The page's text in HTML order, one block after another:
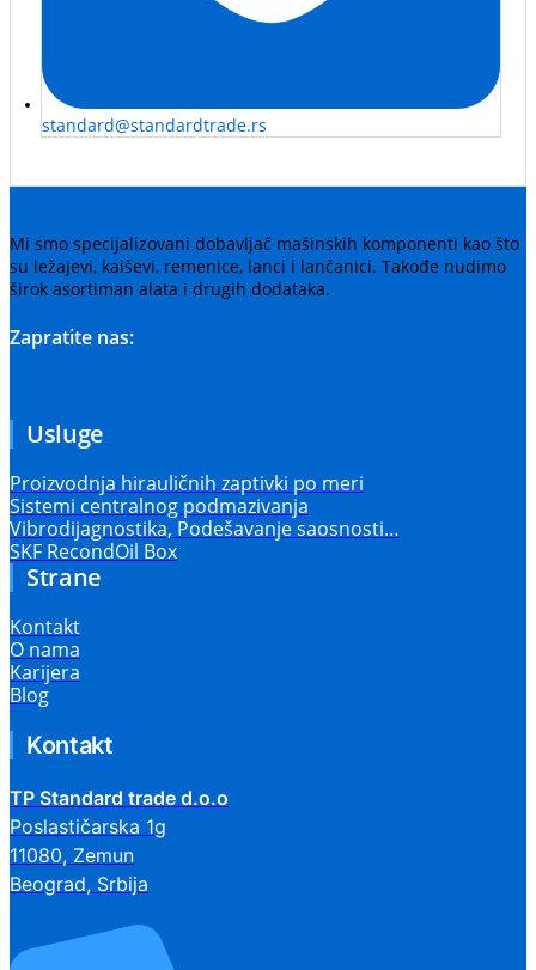
standard@standardtrade.rs
Mi smo specijalizovani dobavljač mašinskih komponenti kao što
su ležajevi, kaiševi, remenice, lanci i lančanici. Takođe nudimo
širok asortiman alata i drugih dodataka.
Zapratite nas:
Usluge
Proizvodnja hirauličnih zaptivki po meri
Sistemi centralnog podmazivanja
Vibrodijagnostika, Podešavanje saosnosti…
SKF RecondOil Box
Strane
Kontakt
O nama
Karijera
Blog
Kontakt
TP Standard trade d.o.o
Poslastičarska 1g
11080, Zemun
Beograd, Srbija